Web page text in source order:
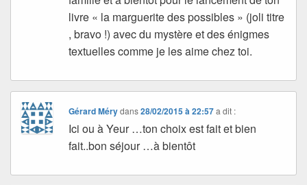
livre « la marguerite des possibles » (joli titre
, bravo !) avec du mystère et des énigmes
textuelles comme je les aime chez toi.
Gérard Mérydans28/02/2015 à 22:57 a dit :
Ici ou à Yeur …ton choix est fait et bien
fait..bon séjour …à bientôt